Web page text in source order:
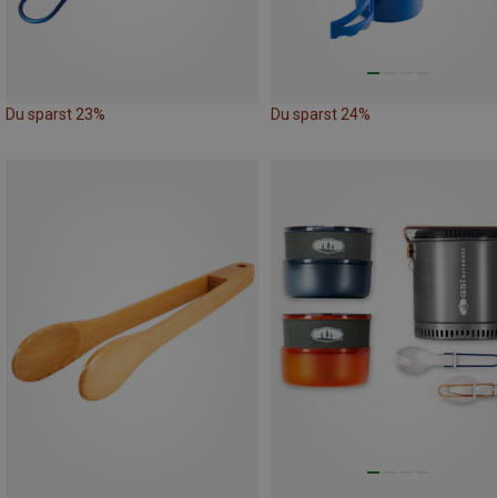
Du sparst 23% Du sparst 24%